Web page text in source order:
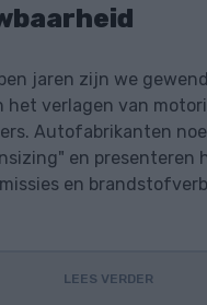
jaren zijn we
het verlagen van
Autofabrikanten
en presenteren
en
LEES VERDER